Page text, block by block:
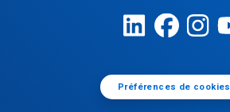
Préférences de cookies